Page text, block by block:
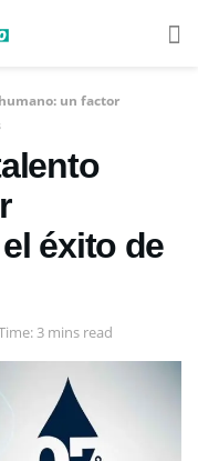
un factor
éxito de
3 mins read